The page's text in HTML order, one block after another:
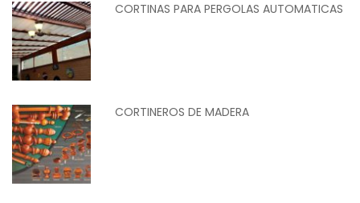
CORTINAS PARA PERGOLAS AUTOMATICAS
CORTINEROS DE MADERA